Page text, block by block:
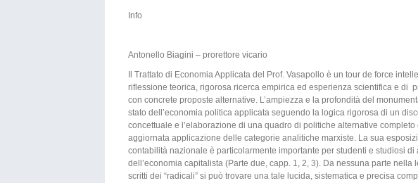
Info
Antonello Biagini – prorettore vicario
Il Trattato di Economia Applicata del Prof. Vasapollo è un tour de force
riflessione teorica, rigorosa ricerca empirica ed esperienza scientifica e di
con concrete proposte alternative. L’ampiezza e la profondità del
stato dell’economia politica applicata seguendo la logica rigorosa di un
concettuale e l’elaborazione di una quadro di politiche alternative
aggiornata applicazione delle categorie analitiche marxiste. La sua
contabilità nazionale è particolarmente importante per studenti e studiosi
dell’economia capitalista (Parte due, capp. 1, 2, 3). Da nessuna parte
scritti dei “radicali” si può trovare una tale lucida, sistematica e precisa